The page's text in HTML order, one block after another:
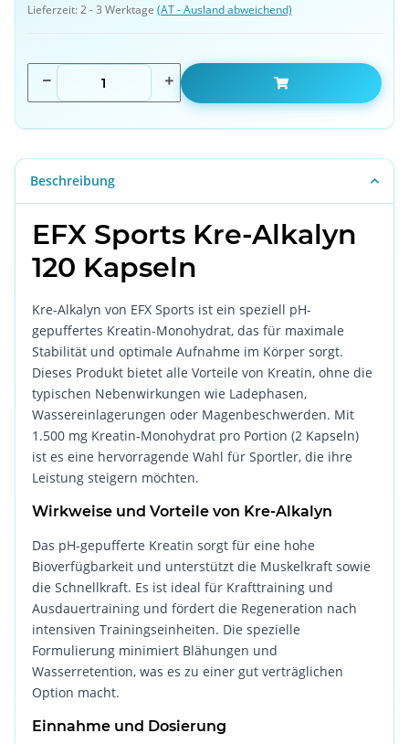
Lieferzeit:2 - 3 Werktage (AT - Ausland abweichend)
Beschreibung
EFX Sports Kre-Alkalyn
120 Kapseln
Kre-Alkalyn von EFX Sports ist ein speziell pH-
gepuffertes Kreatin-Monohydrat, das für maximale
Stabilität und optimale Aufnahme im Körper sorgt.
Dieses Produkt bietet alle Vorteile von Kreatin, ohne die
typischen Nebenwirkungen wie Ladephasen,
Wassereinlagerungen oder Magenbeschwerden. Mit
1.500 mg Kreatin-Monohydrat pro Portion (2 Kapseln)
ist es eine hervorragende Wahl für Sportler, die ihre
Leistung steigern möchten.
Wirkweise und Vorteile von Kre-Alkalyn
Das pH-gepufferte Kreatin sorgt für eine hohe
Bioverfügbarkeit und unterstützt die Muskelkraft sowie
die Schnellkraft. Es ist ideal für Krafttraining und
Ausdauertraining und fördert die Regeneration nach
intensiven Trainingseinheiten. Die spezielle
Formulierung minimiert Blähungen und
Wasserretention, was es zu einer gut verträglichen
Option macht.
Einnahme und Dosierung